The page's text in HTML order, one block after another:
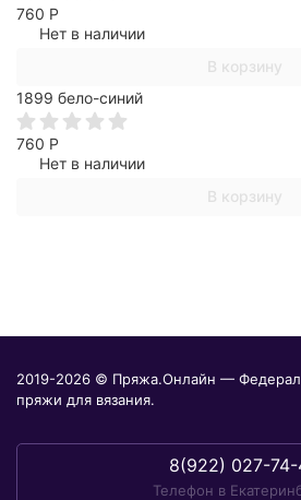
760 Р
Нет в наличии
В корзину
1899 бело-синий
760 Р
Нет в наличии
В корзину
2019-2026 © Пряжа.Онлайн —
пряжи для вязания.
8(922) 027-74-
Телефон в